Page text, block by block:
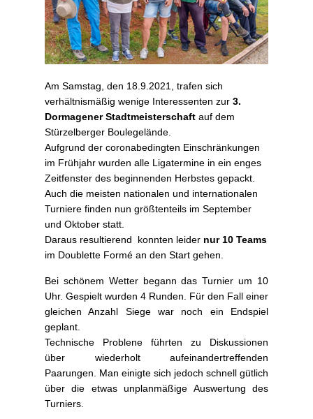
Am Samstag, den 18.9.2021, trafen sich
verhältnismäßig wenige Interessenten zur 3.
Dormagener Stadtmeisterschaft auf dem
Stürzelberger Boulegelände.
Aufgrund der coronabedingten Einschränkungen
im Frühjahr wurden alle Ligatermine in ein enges
Zeitfenster des beginnenden Herbstes gepackt.
Auch die meisten nationalen und internationalen
Turniere finden nun größtenteils im September
und Oktober statt.
Daraus resultierend konnten leider nur 10 Teams
im Doublette Formé an den Start gehen.
Bei schönem Wetter begann das Turnier um 10
Uhr. Gespielt wurden 4 Runden. Für den Fall einer
gleichen Anzahl Siege war noch ein Endspiel
geplant.
Technische Problene führten zu Diskussionen
über wiederholt aufeinandertreffenden
Paarungen. Man einigte sich jedoch schnell gütlich
über die etwas unplanmäßige Auswertung des
Turniers.